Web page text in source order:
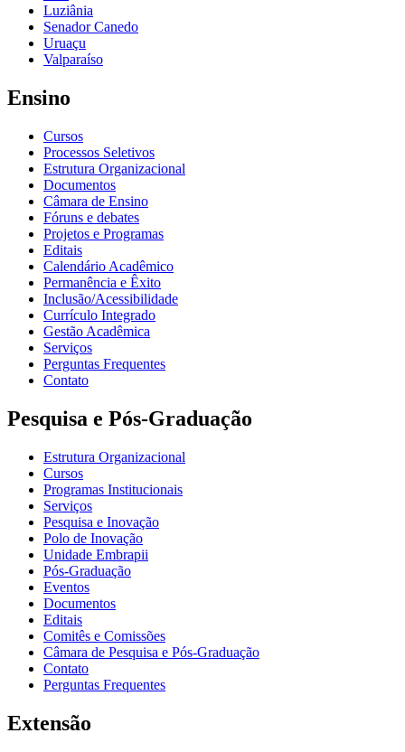
Luziânia
Senador Canedo
Uruaçu
Valparaíso
Ensino
Cursos
Processos Seletivos
Estrutura Organizacional
Documentos
Câmara de Ensino
Fóruns e debates
Projetos e Programas
Editais
Calendário Acadêmico
Permanência e Êxito
Inclusão/Acessibilidade
Currículo Integrado
Gestão Acadêmica
Serviços
Perguntas Frequentes
Contato
Pesquisa e Pós-Graduação
Estrutura Organizacional
Cursos
Programas Institucionais
Serviços
Pesquisa e Inovação
Polo de Inovação
Unidade Embrapii
Pós-Graduação
Eventos
Documentos
Editais
Comitês e Comissões
Câmara de Pesquisa e Pós-Graduação
Contato
Perguntas Frequentes
Extensão